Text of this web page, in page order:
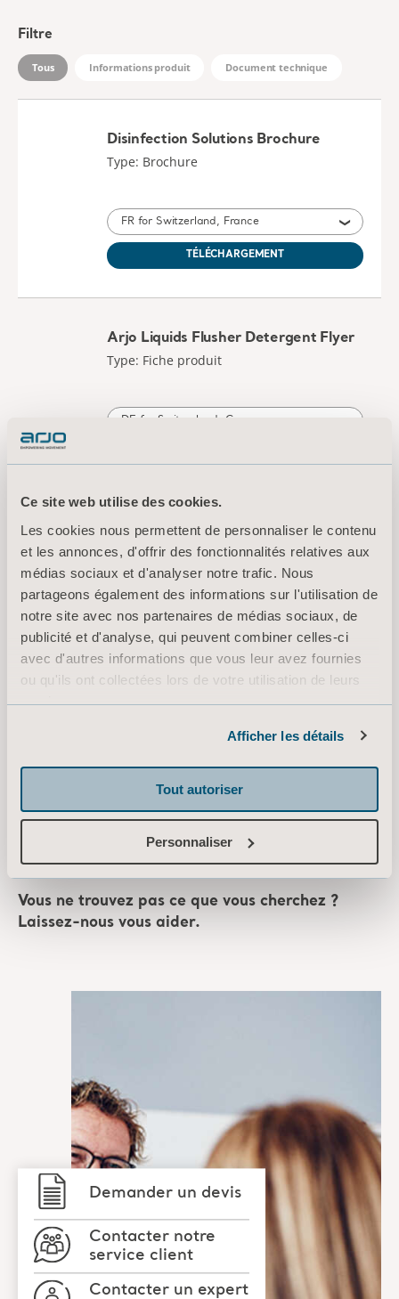
Ce site web utilise des cookies.
Les cookies nous permettent de personnaliser le contenu
et les annonces, d'offrir des fonctionnalités relatives aux
médias sociaux et d'analyser notre trafic. Nous
partageons également des informations sur l'utilisation de
notre site avec nos partenaires de médias sociaux, de
publicité et d'analyse, qui peuvent combiner celles-ci
avec d'autres informations que vous leur avez fournies
ou qu'ils ont collectées lors de votre utilisation de leurs
services.
Afficher les détails
Tout autoriser
Personnaliser
Filtre
Tous Informations produit Document technique
Disinfection Solutions Brochure
Type: Brochure
FR for Switzerland, France
TÉLÉCHARGEMENT
Arjo Liquids Flusher Detergent Flyer
Type: Fiche produit
DE for Switzerland, Germany
Arjo Liquids Flusher Detergent
Safety Data Sheet
Type: Fiche de données de sécurité
FR for Switzerland, Belgium, France
TÉLÉCHARGEMENT
disponible à la vente dans votre pays.
Nous sommes là pour
vous !
Vous ne trouvez pas ce que vous cherchez ?
Laissez-nous vous aider.
Demander un devis
Contacter notre
service client
Contacter un expert